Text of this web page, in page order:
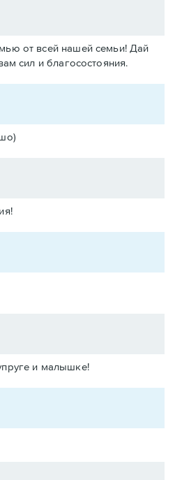
от всей нашей семьи! Дай
сил и благосостояния.
и малышке!